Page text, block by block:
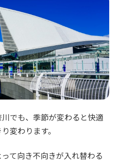
でも、季節が変わると快適
変わります。
て向き不向きが入れ替わる